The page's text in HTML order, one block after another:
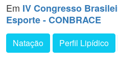
Em IV Congresso
Esporte - CONBRACE
Natação Perfil Lipídico